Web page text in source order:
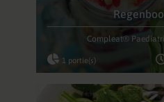
Compleat®
1 portie(s)